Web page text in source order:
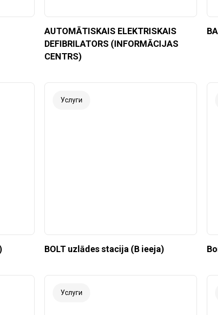
AUTOMĀTISKAIS ELEKTRISKAIS
DEFIBRILATORS (INFORMĀCIJAS
CENTRS)
Услуги
BOLT uzlādes stacija (B ieeja)
Услуги